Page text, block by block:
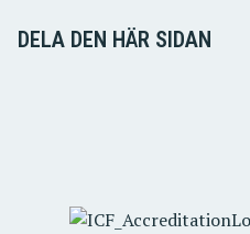
DELA DEN HÄR SIDAN